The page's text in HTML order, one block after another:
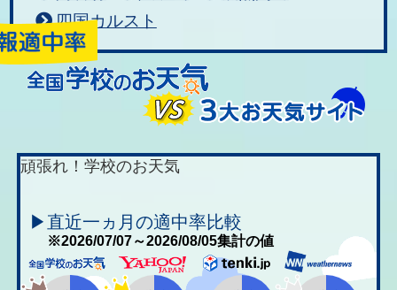
四国カルスト
頑張れ！学校のお天気
▶直近一ヵ月の適中率比較
※2026/07/07～2026/08/05集計の値